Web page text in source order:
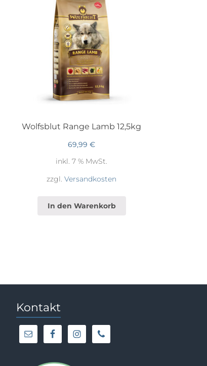
Wolfsblut Range Lamb 12,5kg
69,99€
inkl. 7 % MwSt.
zzgl.Versandkosten
In den Warenkorb
Kontakt